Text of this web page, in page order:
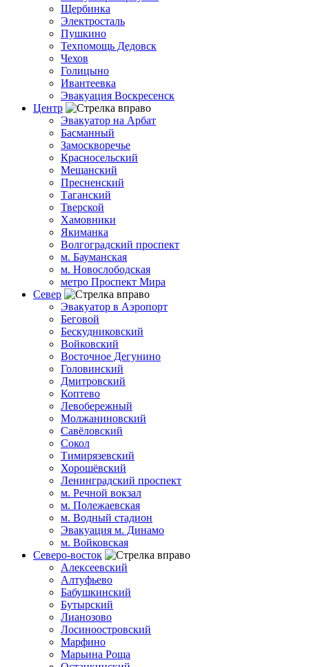
Щербинка
Электросталь
Пушкино
Техпомощь Дедовск
Чехов
Голицыно
Ивантеевка
Эвакуация Воскресенск
Центр
Эвакуатор на Арбат
Басманный
Замоскворечье
Красносельский
Мещанский
Пресненский
Таганский
Тверской
Хамовники
Якиманка
Волгоградский проспект
м. Бауманская
м. Новослободская
метро Проспект Мира
Север
Эвакуатор в Аэропорт
Беговой
Бескудниковский
Войковский
Восточное Дегунино
Головинский
Дмитровский
Коптево
Левобережный
Молжаниновский
Савёловский
Сокол
Тимирязевский
Хорошёвский
Ленинградский проспект
м. Речной вокзал
м. Полежаевская
м. Водный стадион
Эвакуация м. Динамо
м. Войковская
Северо-восток
Алексеевский
Алтуфьево
Бабушкинский
Бутырский
Лианозово
Лосиноостровский
Марфино
Марьина Роща